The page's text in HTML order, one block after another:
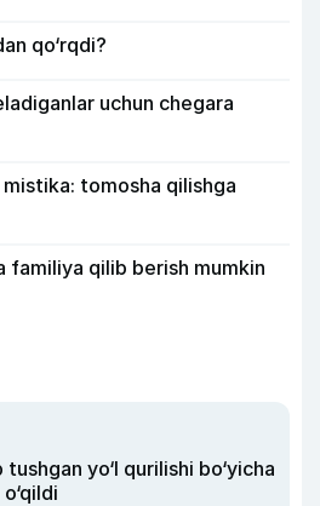
qo‘rqdi?
uchun chegara
tomosha qilishga
familiya qilib berish mumkin
yo‘l qurilishi bo‘yicha